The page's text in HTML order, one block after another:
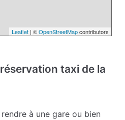
Leaflet| ©OpenStreetMapcontributors
taxi de la
à une gare ou bien